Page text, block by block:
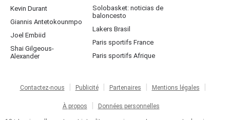
Kevin Durant
Giannis Antetokounmpo
Joel Embiid
Shai Gilgeous-
Alexander
Solobasket: noticias de
baloncesto
Lakers Brasil
Paris sportifs France
Paris sportifs Afrique
Contactez-nous Publicité Partenaires Mentions légales
À propos Données personnelles